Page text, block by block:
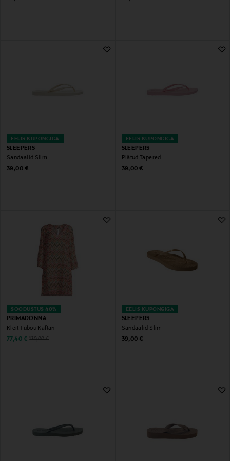
EELIS KUPONGIGA
SLEEPERS
Sandaalid Slim
Original Price
39,00 €
EELIS KUPONGIGA
SLEEPERS
Plätud Tapered
Original Price
39,00 €
SOODUSTUS 40%
PRIMADONNA
Kleit Tubou Kaftan
Discounted Price
77,40 € Original Price
130,00 €
EELIS KUPONGIGA
SLEEPERS
Sandaalid Slim
Original Price
39,00 €